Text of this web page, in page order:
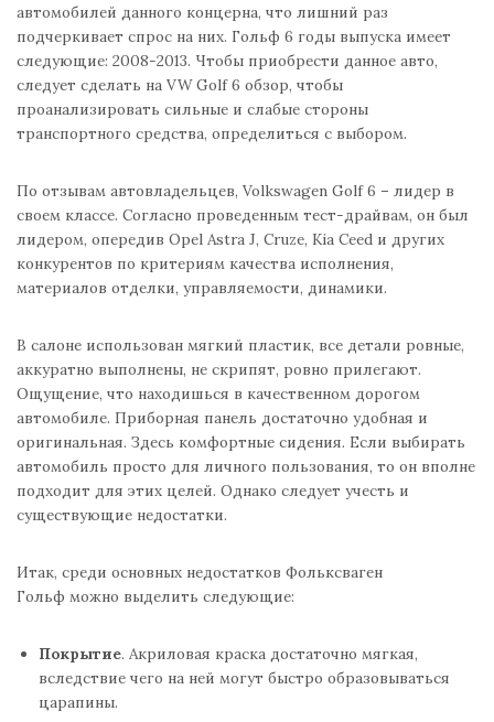
автомобилей данного концерна, что лишний раз
подчеркивает спрос на них. Гольф 6 годы выпуска имеет
следующие: 2008-2013. Чтобы приобрести данное авто,
следует сделать на VW Golf 6 обзор, чтобы
проанализировать сильные и слабые стороны
транспортного средства, определиться с выбором.
По отзывам автовладельцев, Volkswagen Golf 6 – лидер в
своем классе. Согласно проведенным тест-драйвам, он был
лидером, опередив Opel Astra J, Cruze, Kia Ceed и других
конкурентов по критериям качества исполнения,
материалов отделки, управляемости, динамики.
В салоне использован мягкий пластик, все детали ровные,
аккуратно выполнены, не скрипят, ровно прилегают.
Ощущение, что находишься в качественном дорогом
автомобиле. Приборная панель достаточно удобная и
оригинальная. Здесь комфортные сидения. Если выбирать
автомобиль просто для личного пользования, то он вполне
подходит для этих целей. Однако следует учесть и
существующие недостатки.
Итак, среди основных недостатков Фольксваген
Гольф можно выделить следующие:
Покрытие. Акриловая краска достаточно мягкая,
вследствие чего на ней могут быстро образовываться
царапины.